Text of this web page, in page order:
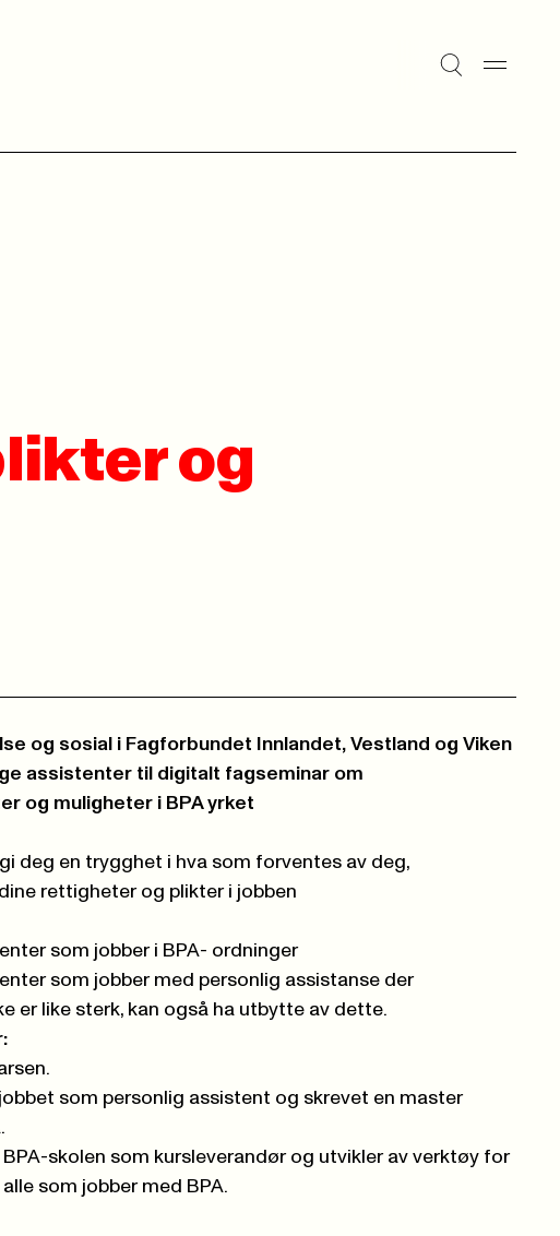
og
og sosial i Fagforbundet Innlandet, Vestland og Viken
assistenter til digitalt fagseminar om
og muligheter i BPA yrket
deg en trygghet i hva som forventes av deg,
rettigheter og plikter i jobben
som jobber i BPA- ordninger
som jobber med personlig assistanse der
er like sterk, kan også ha utbytte av dette.
Larsen.
som personlig assistent og skrevet en master
skolen som kursleverandør og utvikler av verktøy for
som jobber med BPA.